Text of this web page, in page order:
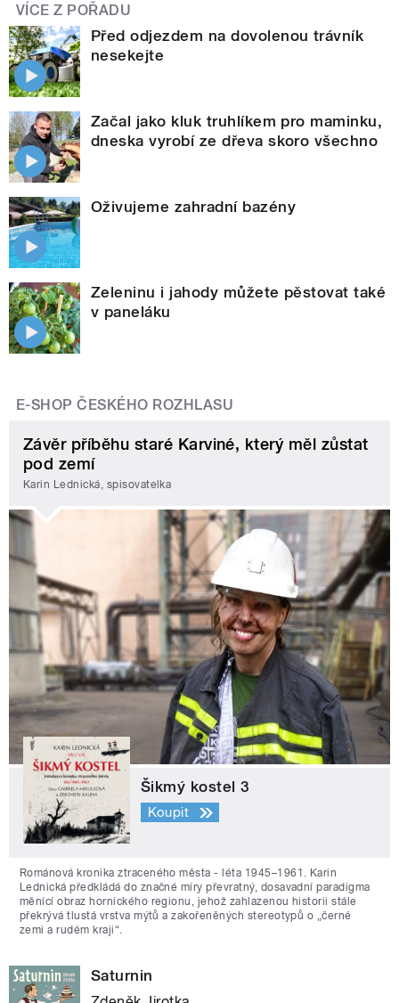
VÍCE Z POŘADU
Před odjezdem na dovolenou trávník
nesekejte
Začal jako kluk truhlíkem pro maminku,
dneska vyrobí ze dřeva skoro všechno
Oživujeme zahradní bazény
Zeleninu i jahody můžete pěstovat také
v paneláku
E-SHOP ČESKÉHO ROZHLASU
Závěr příběhu staré Karviné, který měl zůstat
pod zemí
Karin Lednická, spisovatelka
Šikmý kostel 3
Koupit
Románová kronika ztraceného města - léta 1945–1961. Karin
Lednická předkládá do značné míry převratný, dosavadní paradigma
měnící obraz hornického regionu, jehož zahlazenou historii stále
překrývá tlustá vrstva mýtů a zakořeněných stereotypů o „černé
zemi a rudém kraji“.
Saturnin